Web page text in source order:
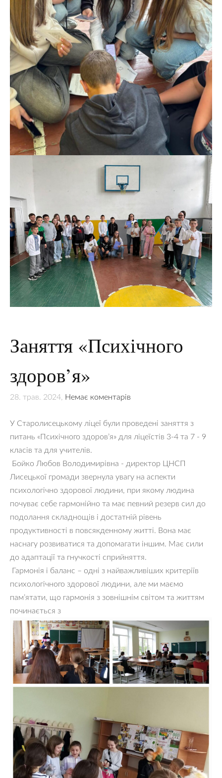
Заняття «Психічного
здоров’я»
28. трав. 2024, Немає коментарів
У Старолисецькому ліцеї були проведені заняття з
питань «Психічного здоров’я» для ліцеїстів 3-4 та 7 - 9
класів та для учителів.
Бойко Любов Володимирівна - директор ЦНСП
Лисецької громади звернула увагу на аспекти
психологічно здорової людини, при якому людина
почуває себе гармонійно та має певний резерв сил до
подолання складнощів і достатній рівень
продуктивності в повсякденному житті. Вона має
наснагу розвиватися та допомагати іншим. Має сили
до адаптації та гнучкості сприйняття.
Гармонія і баланс – одні з найважливіших критеріїв
психологічного здорової людини, але ми маємо
пам’ятати, що гармонія з зовнішнім світом та життям
починається з